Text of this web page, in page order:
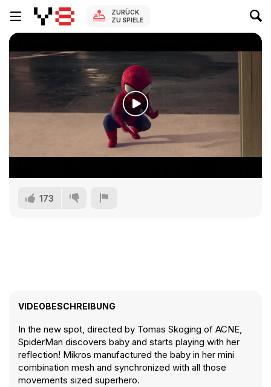
ZURÜCK
ZU SPIELE
173
VIDEOBESCHREIBUNG
In the new spot, directed by Tomas Skoging of ACNE,
SpiderMan discovers baby and starts playing with her
reflection! Mikros manufactured the baby in her mini
combination mesh and synchronized with all those
movements sized superhero.